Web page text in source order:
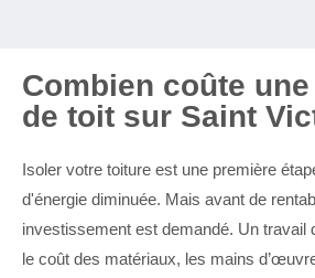
Combien coûte
de toit sur Saint
Isoler votre toiture est une première
d'énergie diminuée. Mais avant de
investissement est demandé. Un travail
le coût des matériaux, les mains